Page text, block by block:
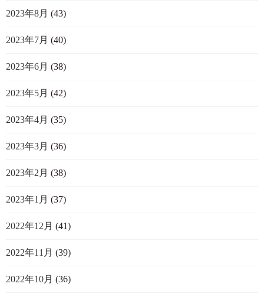
2023年8月 (43)
2023年7月 (40)
2023年6月 (38)
2023年5月 (42)
2023年4月 (35)
2023年3月 (36)
2023年2月 (38)
2023年1月 (37)
2022年12月 (41)
2022年11月 (39)
2022年10月 (36)